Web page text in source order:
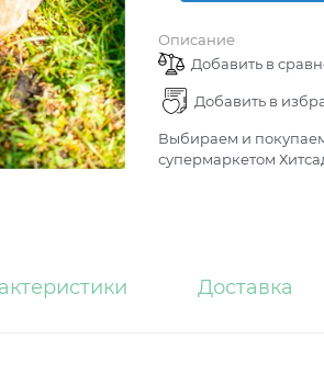
Описание
Добавить в
Добавить в
Выбираем и
супермаркетом
Доставка